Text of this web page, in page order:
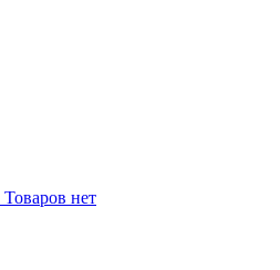
Товаров нет